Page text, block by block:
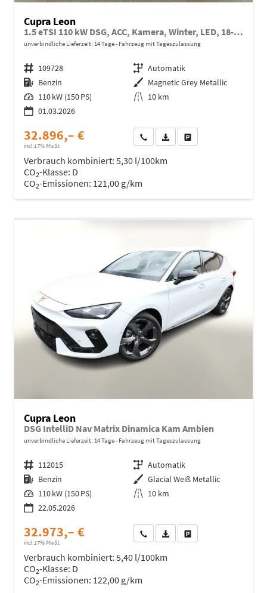
Cupra Leon
1.5 eTSI 110 kW DSG, ACC, Kamera, Winter, LED, 18-Zoll, sofort
unverbindliche Lieferzeit: 14 Tage Fahrzeug mit Tageszulassung
Fahrzeugnr. 109728 Getriebe Automatik
Kraftstoff Benzin Außenfarbe Magnetic Grey Metallic
Leistung 110 kW (150 PS) Kilometerstand 10 km
01.03.2026
32.896,– €
incl. 17% MwSt.
Wir rufen Sie anFahrzeugexposé (PDF)
Verbrauch kombiniert: 5,30 l/100km
CO2-Klasse: D
CO2-Emissionen: 121,00 g/km
Cupra Leon
DSG IntelliD Nav Matrix Dinamica Kam Ambien
unverbindliche Lieferzeit: 14 Tage Fahrzeug mit Tageszulassung
Fahrzeugnr. 112015 Getriebe Automatik
Kraftstoff Benzin Außenfarbe Glacial Weiß Metallic
Leistung 110 kW (150 PS) Kilometerstand 10 km
22.05.2026
32.973,– €
incl. 17% MwSt.
Wir rufen Sie anFahrzeugexposé (PDF)
Verbrauch kombiniert: 5,40 l/100km
CO2-Klasse: D
CO2-Emissionen: 122,00 g/km